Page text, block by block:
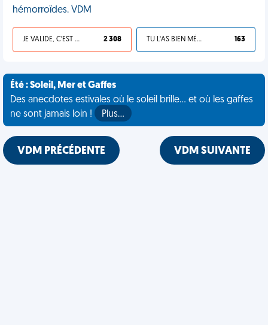
hémorroïdes. VDM
JE VALIDE, C'EST UNE VDM 2 308 TU L'AS BIEN MÉRITÉ 163
Été : Soleil, Mer et Gaffes
Des anecdotes estivales où le soleil brille... et où les gaffes
ne sont jamais loin !
Plus…
VDM PRÉCÉDENTE VDM SUIVANTE